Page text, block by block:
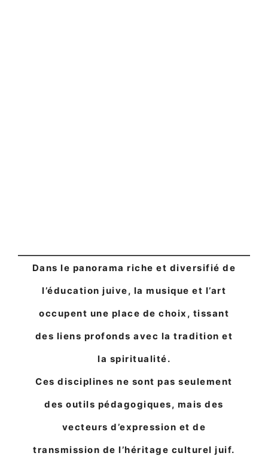
Dans le panorama riche et diversifié de
l’éducation juive, la musique et l’art
occupent une place de choix, tissant
des liens profonds avec la tradition et
la spiritualité.
Ces disciplines ne sont pas seulement
des outils pédagogiques, mais des
vecteurs d’expression et de
transmission de l’héritage culturel juif.